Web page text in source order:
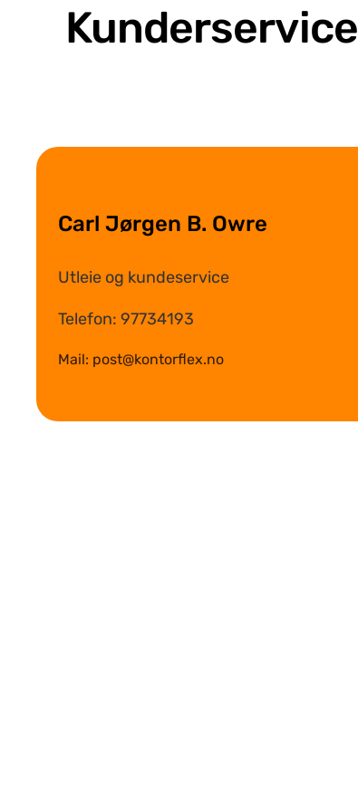
Kunderservice
Carl Jørgen B. Owre
Utleie og kundeservice
Telefon: 97734193
Mail: post@kontorflex.no